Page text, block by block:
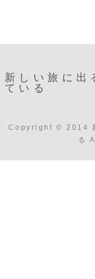
新しい旅に出
ている
Copyright © 2014 新
る